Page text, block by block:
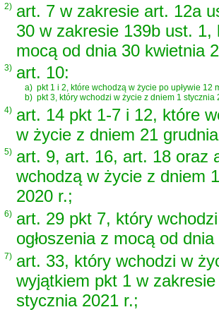
2) art. 7 w zakresie art. 12a
30 w zakresie 139b ust. 1,
mocą od dnia 30 kwietnia
3) art. 10:
a) pkt 1 i 2, które wchodzą w życie po upływie 12
b) pkt 3, który wchodzi w życie z dniem 1 stycznia
4) art. 14 pkt 1-7 i 12, które
w życie z dniem 21
5) art. 9, art. 16, art. 18 oraz
wchodzą w życie z dniem
2020 r.;
6) art. 29 pkt 7, który
ogłoszenia z mocą od
7) art. 33, który wchodzi w
wyjątkiem pkt 1 w
stycznia 2021 r.;